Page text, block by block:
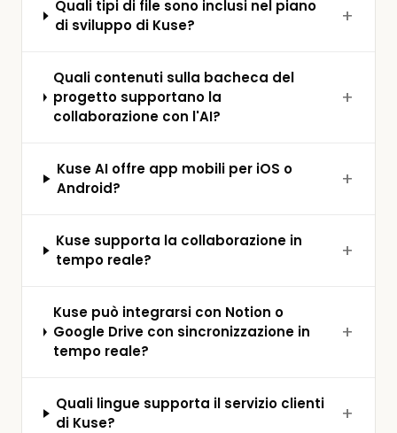
Quali tipi di file sono inclusi nel piano
di sviluppo di Kuse?
Quali contenuti sulla bacheca del
progetto supportano la
collaborazione con l'AI?
Kuse AI offre app mobili per iOS o
Android?
Kuse supporta la collaborazione in
tempo reale?
Kuse può integrarsi con Notion o
Google Drive con sincronizzazione in
tempo reale?
Quali lingue supporta il servizio clienti
di Kuse?